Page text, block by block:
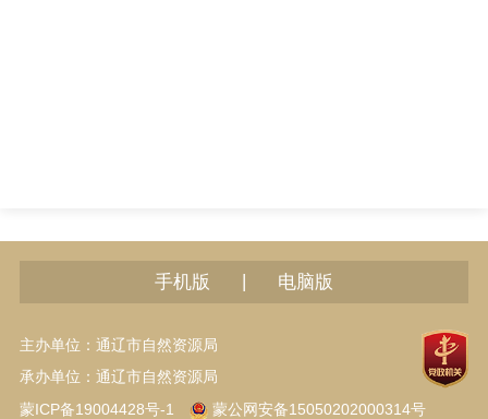
手机版 电脑版
主办单位：通辽市自然资源局
承办单位：通辽市自然资源局
蒙ICP备19004428号-1
蒙公网安备15050202000314号